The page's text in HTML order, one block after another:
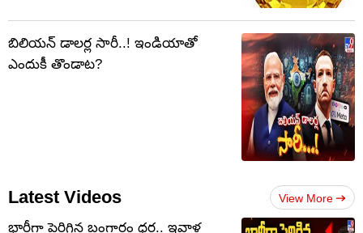
బిలియన్ డాలర్ల సారీ..! ఇండియాతో
ఎందుకీ తొండాట?
Latest Videos View More
భారీగా పెరిగిన బంగారం ధర.. ఇవాళ